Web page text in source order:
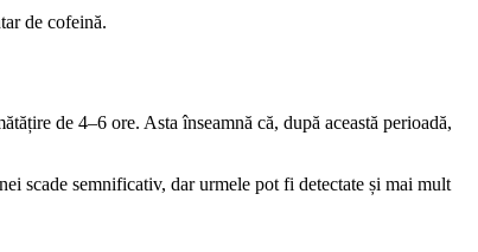
de cofeină.
de 4–6 ore. Asta înseamnă că, după această perioadă,
scade semnificativ, dar urmele pot fi detectate și mai mult